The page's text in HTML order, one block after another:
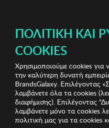
Home Bazaar Vol.1
ΑΝΕΜΟΣ
Home Bazaar
ΠΟΛΙΤΙΚΉ ΚΑΙ
COOKIES
Χρησιμοποιούμε cookies για
την καλύτερη δυνατή
BrandsGalaxy. Επιλέγοντας
λαμβάνετε όλα τα cookies
διαφήμισης). Επιλέγοντας
λαμβάνετε μόνο τα cookies
πολιτική μας για τα cookies